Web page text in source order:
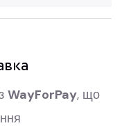
WayForPay, що